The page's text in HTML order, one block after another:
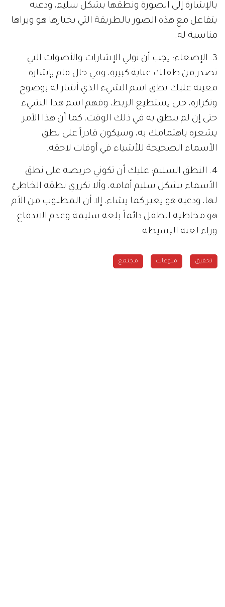
بالإشارة إلى الصورة ونطقها بشكل سليم، ودعيه
يتفاعل مع هذه الصور بالطريقة التي يختارها هو ويراها
مناسبة له.
3. الإصغاء: يجب أن تولي الإشارات والأصوات التي
تصدر من طفلك عناية كبيرة، وفي حال قام بإشارة
معينة عليك نطق اسم الشيء الذي أشار له بوضوح
وتكراره، حتى يستطيع الربط، وفهم اسم هذا الشيء
حتى إن لم ينطق به في ذلك الوقت، كما أن هذا الأمر
يشعره باهتمامك به، وسيكون قادراً على نطق
الأسماء الصحيحة للأشياء في أوقات لاحقة.
4. النطق السليم: عليك أن تكوني حريصة على نطق
الأسماء بشكل سليم أمامه، وألا تكرري نطقه الخاطئ
لها، ودعيه هو يعبر كما يشاء، إلا أن المطلوب من الأم
هو مخاطبة الطفل دائماً بلغة سليمة وعدم الاندفاع
وراء لغته البسيطة.
تحقيق منوعات مجتمع